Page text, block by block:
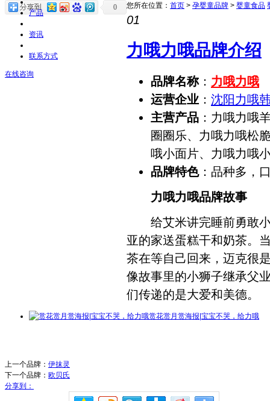
产品
资讯
联系方式
在线咨询
0 您所在位置： 首页 > 孕婴童品牌 > 婴童食品
01
力哦力哦品牌介绍
品牌名称： 力哦力哦
运营企业 ： 沈阳力哦
主营产品 ：力哦力哦
圈圈乐、力哦力哦松
哦小面片、力哦力哦
品牌特色：品种多，
力哦力哦品牌故事
给艾米讲完睡前勇敢小
亚的家送蛋糕干和奶茶。
茶在等自己回来，迈克很
像故事里的小狮子继承父
们传递的是大爱和美德。
赏花赏月赏海报|宝宝不哭，给力哦
上一个品牌： 伊抹灵
下一个品牌： 欧贝氏
分享到：